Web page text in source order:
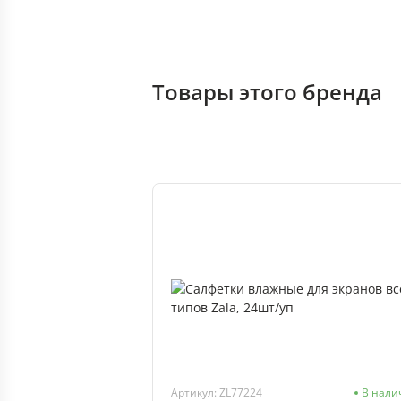
Товары этого бренда
Артикул: ZL77224 В